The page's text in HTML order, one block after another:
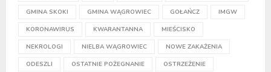
GMINA SKOKI GMINA WĄGROWIEC GOŁAŃCZ IMGW
KORONAWIRUS KWARANTANNA MIEŚCISKO
NEKROLOGI NIELBA WĄGROWIEC NOWE ZAKAŻENIA
ODESZLI OSTATNIE POŻEGNANIE OSTRZEŻENIE